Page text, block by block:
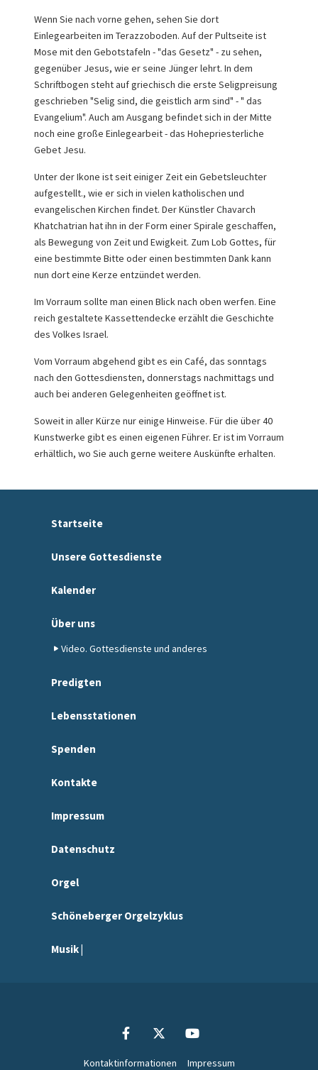
Wenn Sie nach vorne gehen, sehen Sie dort
Einlegearbeiten im Terazzoboden. Auf der Pultseite ist
Mose mit den Gebotstafeln - "das Gesetz" - zu sehen,
gegenüber Jesus, wie er seine Jünger lehrt. In dem
Schriftbogen steht auf griechisch die erste Seligpreisung
geschrieben "Selig sind, die geistlich arm sind" - " das
Evangelium". Auch am Ausgang befindet sich in der Mitte
noch eine große Einlegearbeit - das Hohepriesterliche
Gebet Jesu.
Unter der Ikone ist seit einiger Zeit ein Gebetsleuchter
aufgestellt., wie er sich in vielen katholischen und
evangelischen Kirchen findet. Der Künstler Chavarch
Khatchatrian hat ihn in der Form einer Spirale geschaffen,
als Bewegung von Zeit und Ewigkeit. Zum Lob Gottes, für
eine bestimmte Bitte oder einen bestimmten Dank kann
nun dort eine Kerze entzündet werden.
Im Vorraum sollte man einen Blick nach oben werfen. Eine
reich gestaltete Kassettendecke erzählt die Geschichte
des Volkes Israel.
Vom Vorraum abgehend gibt es ein Café, das sonntags
nach den Gottesdiensten, donnerstags nachmittags und
auch bei anderen Gelegenheiten geöffnet ist.
Soweit in aller Kürze nur einige Hinweise. Für die über 40
Kunstwerke gibt es einen eigenen Führer. Er ist im Vorraum
erhältlich, wo Sie auch gerne weitere Auskünfte erhalten.
Startseite
Unsere Gottesdienste
Kalender
Über uns
Video. Gottesdienste und anderes
Predigten
Lebensstationen
Spenden
Kontakte
Impressum
Datenschutz
Orgel
Schöneberger Orgelzyklus
Musik |
Kontaktinformationen Impressum